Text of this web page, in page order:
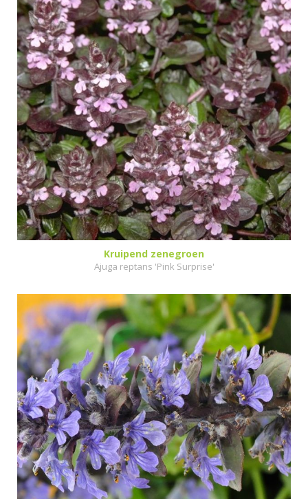
Kruipend zenegroen
Ajuga reptans 'Pink Surprise'